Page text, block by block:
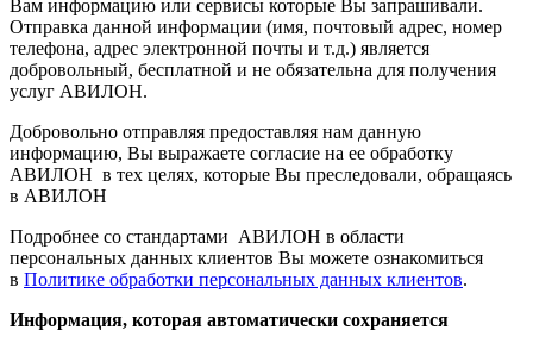
Вам информацию или сервисы которые Вы запрашивали.
Отправка данной информации (имя, почтовый адрес, номер
телефона, адрес электронной почты и т.д.) является
добровольный, бесплатной и не обязательна для получения
услуг АВИЛОН.
Добровольно отправляя предоставляя нам данную
информацию, Вы выражаете согласие на ее обработку
АВИЛОН в тех целях, которые Вы преследовали, обращаясь
в АВИЛОН
Подробнее со стандартами АВИЛОН в области
персональных данных клиентов Вы можете ознакомиться
в Политике обработки персональных данных клиентов.
Информация, которая автоматически сохраняется